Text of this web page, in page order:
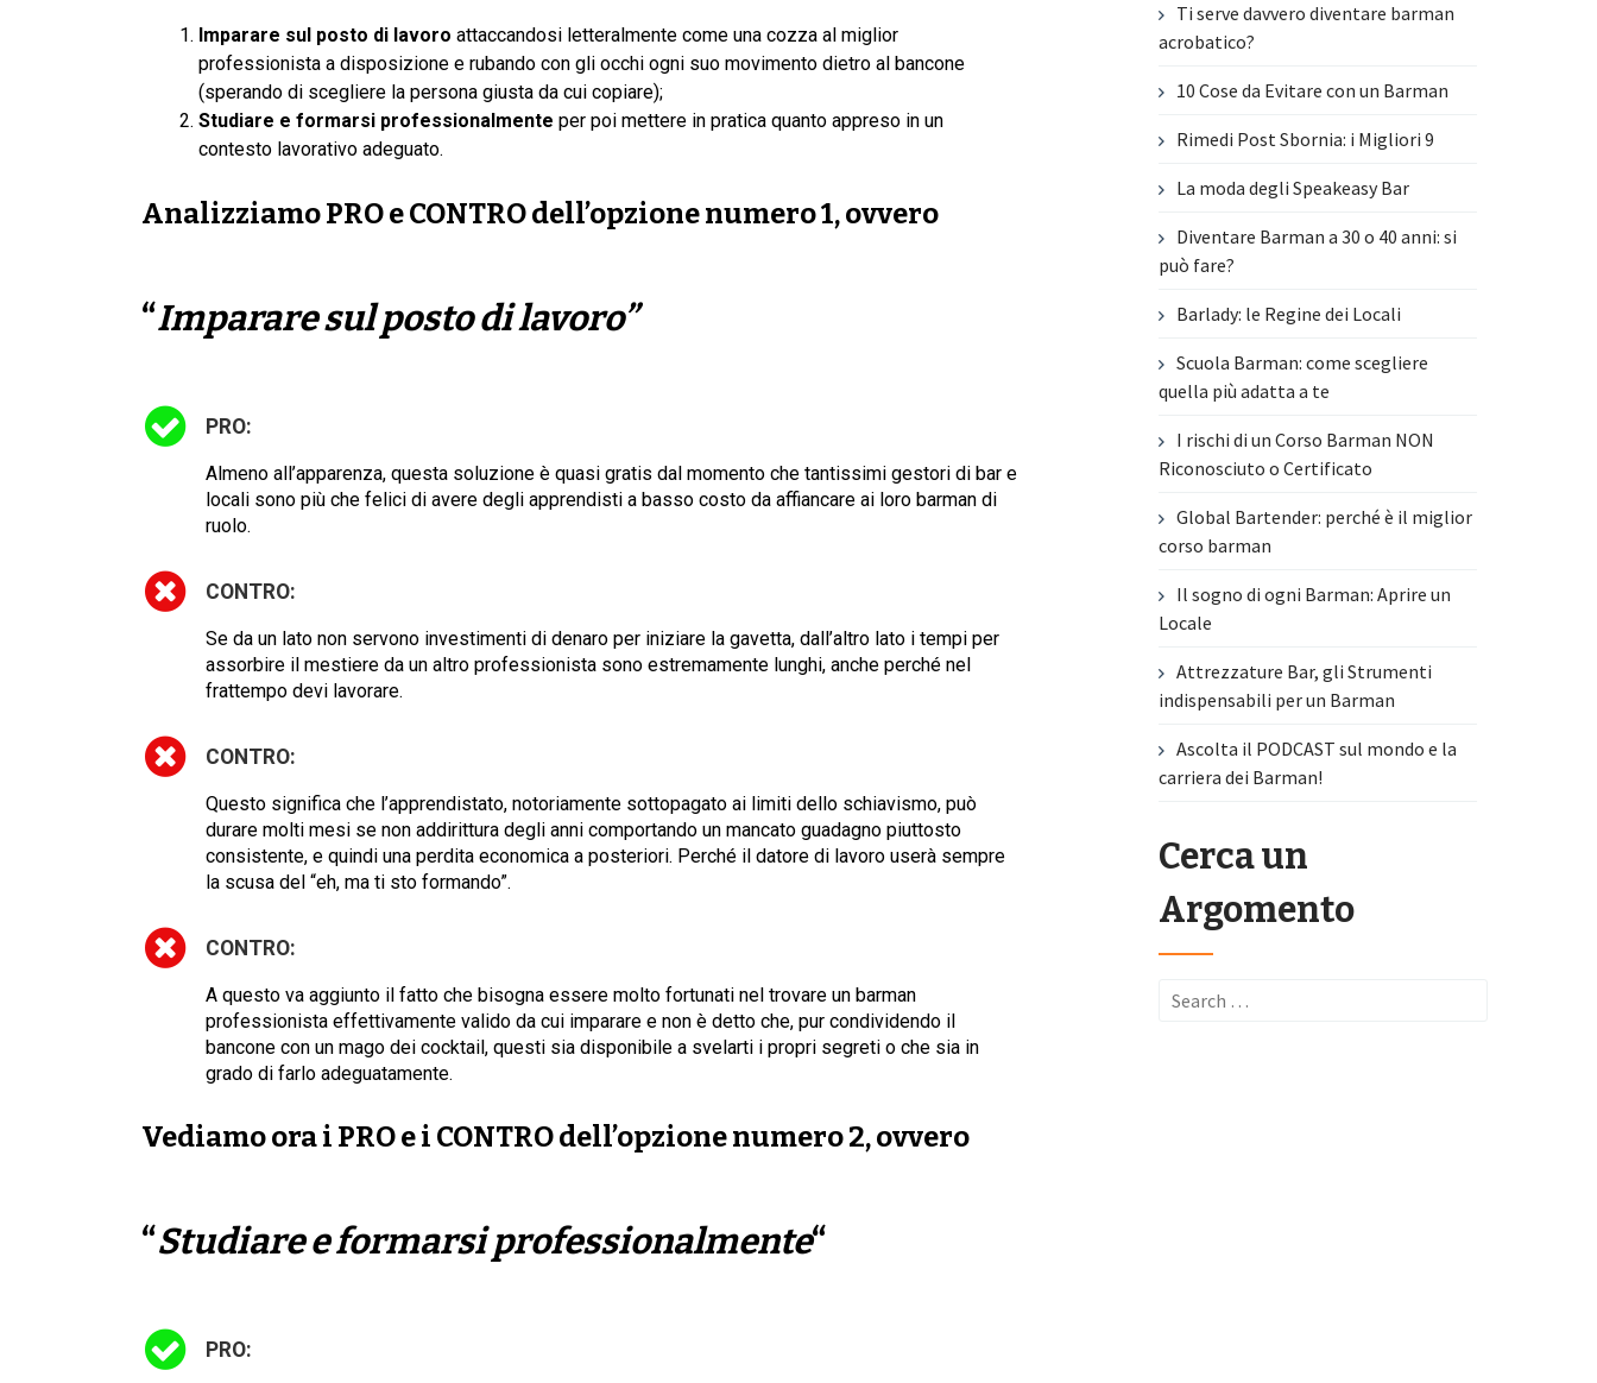
Imparare sul posto di lavoro attaccandosi letteralmente come una cozza al miglior
professionista a disposizione e rubando con gli occhi ogni suo movimento dietro al bancone
(sperando di scegliere la persona giusta da cui copiare);
Studiare e formarsi professionalmente per poi mettere in pratica quanto appreso in un
contesto lavorativo adeguato.
AnalizziamoPROeCONTROdell’opzione numero1, ovvero
“Imparare sul posto di lavoro”
PRO:
Almeno all’apparenza, questa soluzione è quasi gratis dal momento che tantissimi gestori di bar e
locali sono più che felici di avere degli apprendisti a basso costo da affiancare ai loro barman di
ruolo.
CONTRO:
Se da un lato non servono investimenti di denaro per iniziare la gavetta, dall’altro lato i tempi per
assorbire il mestiere da un altro professionista sono estremamente lunghi, anche perché nel
frattempo devi lavorare.
CONTRO:
Questo significa che l’apprendistato, notoriamente sottopagato ai limiti dello schiavismo, può
durare molti mesi se non addirittura degli anni comportando un mancato guadagno piuttosto
consistente, e quindi una perdita economica a posteriori. Perché il datore di lavoro userà sempre
la scusa del “eh, ma ti sto formando”.
CONTRO:
A questo va aggiunto il fatto che bisogna essere molto fortunati nel trovare un barman
professionista effettivamente valido da cui imparare e non è detto che, pur condividendo il
bancone con un mago dei cocktail, questi sia disponibile a svelarti i propri segreti o che sia in
grado di farlo adeguatamente.
Vediamo ora i PROe i CONTROdell’opzione numero2, ovvero
“Studiare e formarsi professionalmente“
PRO:
Ti serve davvero diventare barman
acrobatico?
10 Cose da Evitare con un Barman
Rimedi Post Sbornia: i Migliori 9
La moda degli Speakeasy Bar
Diventare Barman a 30 o 40 anni: si
può fare?
Barlady: le Regine dei Locali
Scuola Barman: come scegliere
quella più adatta a te
I rischi di un Corso Barman NON
Riconosciuto o Certificato
Global Bartender: perché è il miglior
corso barman
Il sogno di ogni Barman: Aprire un
Locale
Attrezzature Bar, gli Strumenti
indispensabili per un Barman
Ascolta il PODCAST sul mondo e la
carriera dei Barman!
Cerca un
Argomento